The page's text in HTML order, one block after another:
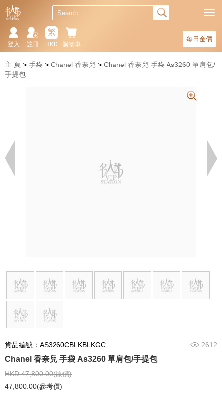
每日金價
購物車
繁
HKD
註冊
登入
主 頁 手袋 Chanel 香奈兒
Chanel 香奈兒 手袋 As3260 單肩包/
手提包
貨品編號：AS3260CBLKBLKGC 2612
Chanel 香奈兒 手袋 As3260 單肩包/手提包
HKD 47,800.00(原價)
47,800.00(參考價)